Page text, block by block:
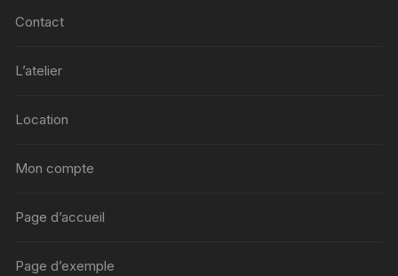
Contact
L’atelier
Location
Mon compte
Page d’accueil
Page d’exemple